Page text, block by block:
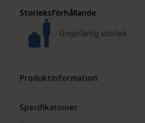
Storleksförhållande
Ungefärlig storlek
Produktinformation
Specifikationer